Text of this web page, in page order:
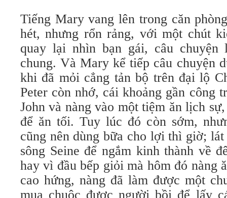
Tiếng Mary vang lên trong căn
hét, nhưng rổn rảng, với một chút
quay lại nhìn bạn gái, câu
chung. Và Mary kể tiếp câu chuyện
khi đã mỏi cẳng tản bộ trên đại lộ
Peter còn nhớ, cái khoảng gần
John và nàng vào một tiệm ăn lịch
để ăn tối. Tuy lúc đó còn sớm,
cũng nên dùng bữa cho lợi thì giờ;
sông Seine để ngắm kinh thành về
hay vì đầu bếp giỏi mà hôm đó nàng
cao hứng, nàng đã làm được một
mua chuộc được người bồi để lấy